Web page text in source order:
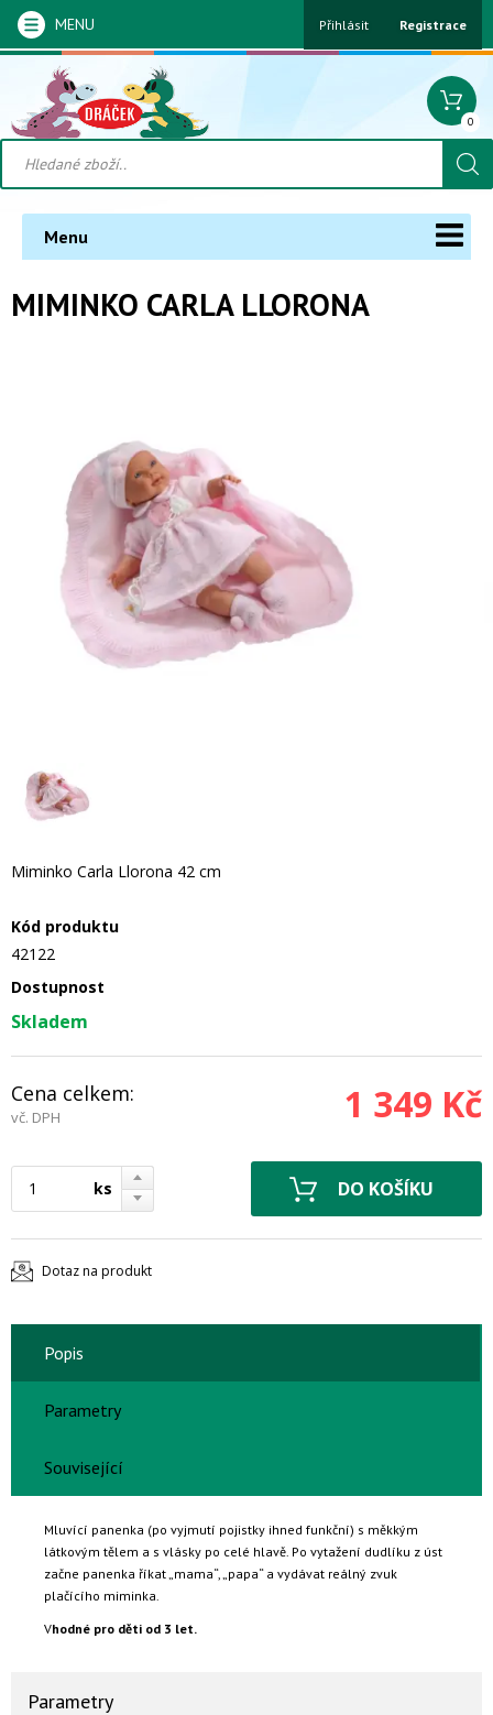
MENU Přihlásit Registrace
0
Menu
MIMINKO CARLA LLORONA
Miminko Carla Llorona 42 cm
Kód produktu
42122
Dostupnost
Skladem
Cena celkem:
vč. DPH 1 349 Kč
ks
Dotaz na produkt
Popis
Parametry
Související
Mluvící panenka (po vyjmutí pojistky ihned funkční) s měkkým
látkovým tělem a s vlásky po celé hlavě. Po vytažení dudlíku z úst
začne panenka říkat „mama“, „papa“ a vydávat reálný zvuk
plačícího miminka.
Vhodné pro děti od 3 let.
Parametry